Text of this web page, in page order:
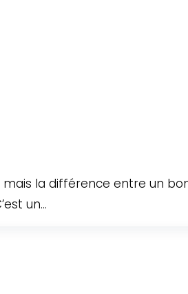
mais la différence entre un
un...